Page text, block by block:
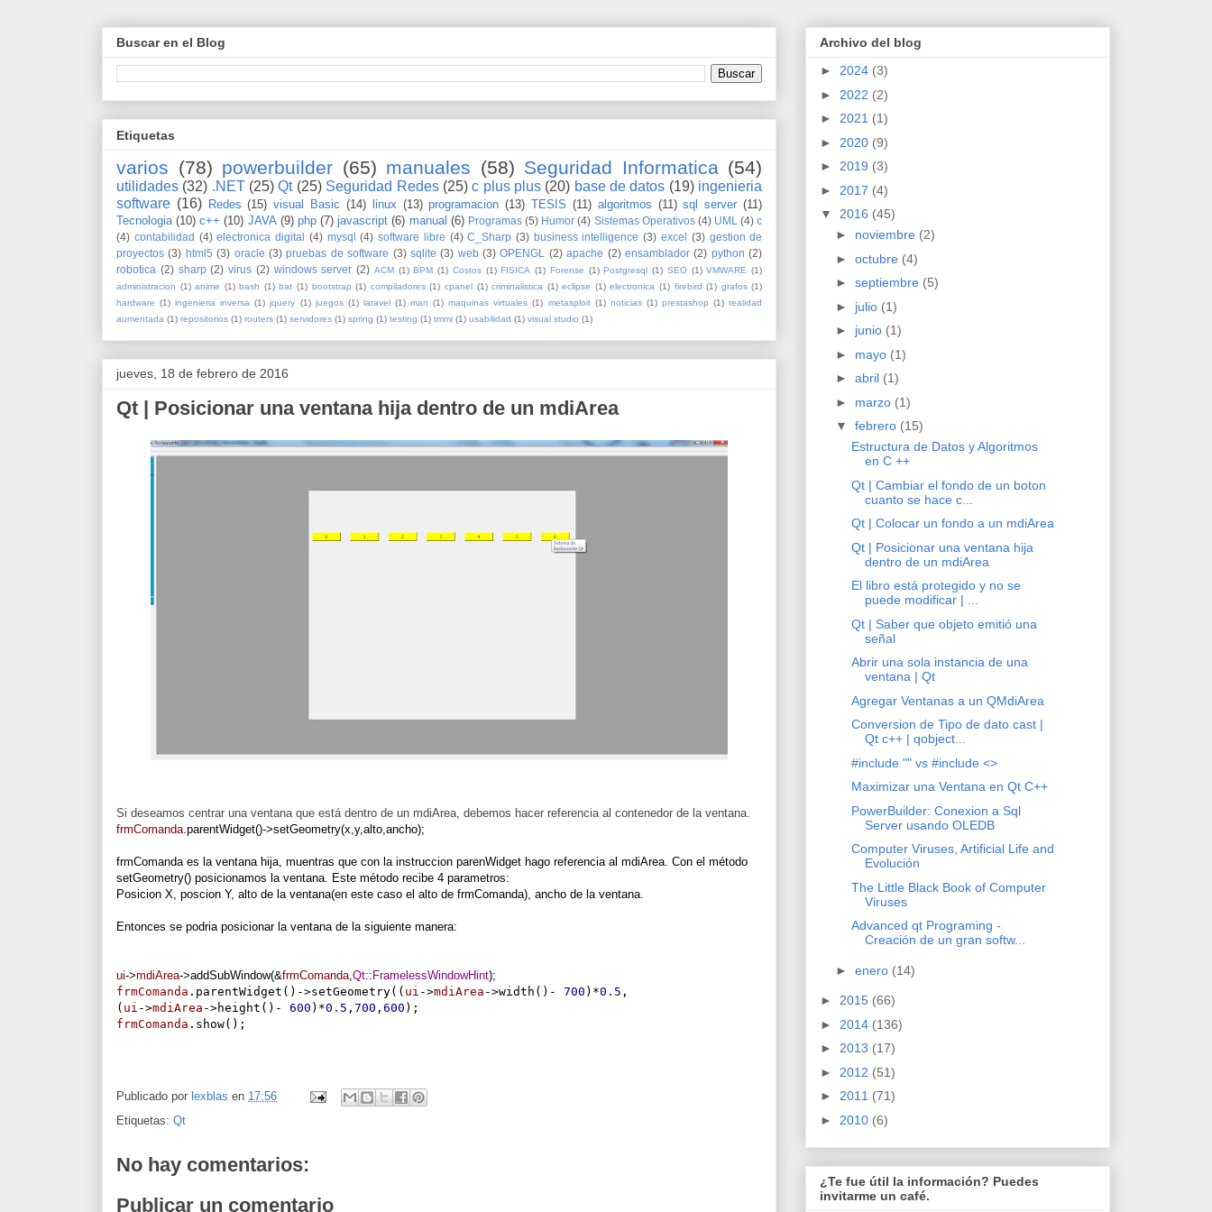
Buscar en el Blog
Etiquetas
varios (78) powerbuilder (65) manuales (58) Seguridad Informatica (54)
utilidades (32) .NET (25) Qt (25) Seguridad Redes (25) c plus plus (20) base de datos (19) ingenieria
software (16) Redes (15) visual Basic (14) linux (13) programacion (13) TESIS (11) algoritmos (11) sql server (11)
Tecnologia (10) c++ (10) JAVA (9) php (7) javascript (6) manual (6) Programas (5) Humor (4) Sistemas Operativos (4) UML (4) c
(4) contabilidad (4) electronica digital (4) mysql (4) software libre (4) C_Sharp (3) business intelligence (3) excel (3) gestion de
proyectos (3) html5 (3) oracle (3) pruebas de software (3) sqlite (3) web (3) OPENGL (2) apache (2) ensamblador (2) python (2)
robotica (2) sharp (2) virus (2) windows server (2) ACM (1) BPM (1) Costos (1) FISICA (1) Forense (1) Postgresql (1) SEO (1) VMWARE (1)
administracion (1) anime (1) bash (1) bat (1) bootstrap (1) compiladores (1) cpanel (1) criminalistica (1) eclipse (1) electronica (1) firebird (1) grafos (1)
hardware (1) ingenieria inversa (1) jquery (1) juegos (1) laravel (1) man (1) maquinas virtuales (1) metasploit (1) noticias (1) prestashop (1) realidad
aumentada (1) repositorios (1) routers (1) servidores (1) spring (1) testing (1) tmmi (1) usabilidad (1) visual studio (1)
jueves, 18 de febrero de 2016
Qt | Posicionar una ventana hija dentro de un mdiArea
Si deseamos centrar una ventana que está dentro de un mdiArea, debemos hacer referencia al contenedor de la ventana.
frmComanda parentWidget()->setGeometry(x ,y,alto,ancho);
frmComanda es la ventana hija, muentras que con la instruccion parenWidget hago referencia al mdiArea. Con el método
setGeometry() posicionamos la ventana. Este método recibe 4 parametros:
Posicion X, poscion Y, alto de la ventana(en este caso el alto de frmComanda), ancho de la ventana.
Entonces se podria posicionar la ventana de la siguiente manera:
ui->mdiArea->addSubWindow(&frmComanda Qt:: FramelessWindowHint);
frmComanda . parentWidget ()->setGeometry(( ui ->mdiArea ->width ()- 700 )*0.5 ,
( ui ->mdiArea ->height ()- 600 )*0.5 , 700 , 600 );
frmComanda . show();
Publicado por lexblas en 17:56
Etiquetas: Qt
No hay comentarios:
Publicar un comentario
Archivo del blog
► 2024 (3)
► 2022 (2)
► 2021 (1)
► 2020 (9)
► 2019 (3)
► 2017 (4)
▼ 2016 (45)
► noviembre (2)
► octubre (4)
► septiembre (5)
► julio (1)
► junio (1)
► mayo (1)
► abril (1)
► marzo (1)
▼ febrero (15)
Estructura de Datos y Algoritmos
en C ++
Qt | Cambiar el fondo de un boton
cuanto se hace c...
Qt | Colocar un fondo a un mdiArea
Qt | Posicionar una ventana hija
dentro de un mdiArea
El libro está protegido y no se
puede modificar | ...
Qt | Saber que objeto emitió una
señal
Abrir una sola instancia de una
ventana | Qt
Agregar Ventanas a un QMdiArea
Conversion de Tipo de dato cast |
Qt c++ | qobject...
#include "" vs #include <>
Maximizar una Ventana en Qt C++
PowerBuilder: Conexion a Sql
Server usando OLEDB
Computer Viruses, Artificial Life and
Evolución
The Little Black Book of Computer
Viruses
Advanced qt Programing -
Creación de un gran softw...
► enero (14)
► 2015 (66)
► 2014 (136)
► 2013 (17)
► 2012 (51)
► 2011 (71)
► 2010 (6)
¿Te fue útil la información? Puedes
invitarme un café.